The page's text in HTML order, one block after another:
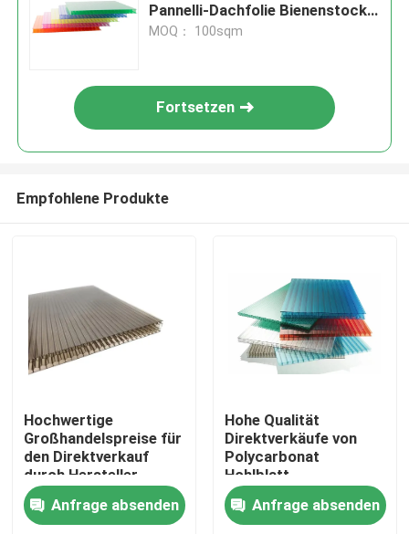
Haus
Pannelli-Dachfolie Bienenstock
klares Kunststofffolie
MOQ： 100sqm
Fortsetzen
Empfohlene Produkte
Hochwertige
Großhandelspreise für
den Direktverkauf
durch Hersteller
Polycarbonat-
Hohlblech mit 88%
Lichtdurchlässigkeit
Anfrage absenden
Hohe Qualität
Direktverkäufe von
Polycarbonat
Hohlblatt-
Kunststoffplatten
Gewächshaus
Sonnenschirmplatten
Anfrage absenden